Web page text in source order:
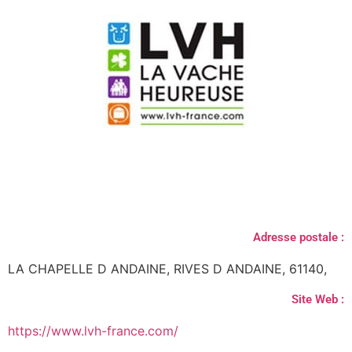
Adresse postale :
LA CHAPELLE D ANDAINE, RIVES D ANDAINE, 61140,
Site Web :
https://www.lvh-france.com/